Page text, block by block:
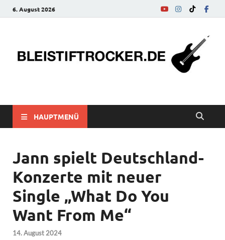
6. August 2026
bleistiftrocker.de
HAUPTMENÜ
Jann spielt Deutschland-
Konzerte mit neuer
Single „What Do You
Want From Me“
14. August 2024